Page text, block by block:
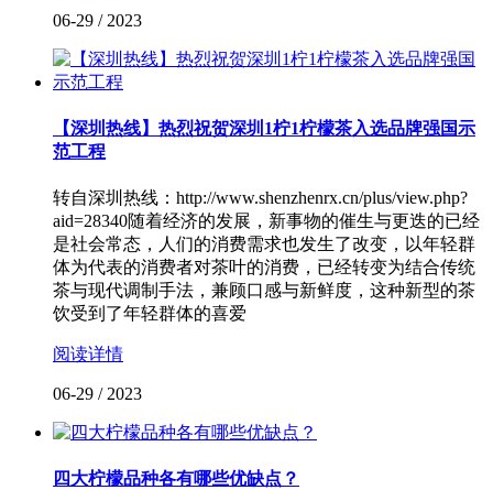
06-29 / 2023
【深圳热线】热烈祝贺深圳1柠1柠檬茶入选品牌强国示
范工程
转自深圳热线：http://www.shenzhenrx.cn/plus/view.php?
aid=28340随着经济的发展，新事物的催生与更迭的已经
是社会常态，人们的消费需求也发生了改变，以年轻群
体为代表的消费者对茶叶的消费，已经转变为结合传统
茶与现代调制手法，兼顾口感与新鲜度，这种新型的茶
饮受到了年轻群体的喜爱
阅读详情
06-29 / 2023
四大柠檬品种各有哪些优缺点？